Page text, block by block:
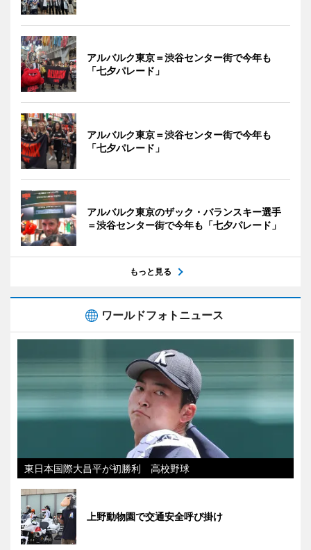
アルバルク東京＝渋谷センター街で今年も
「七夕パレード」
アルバルク東京＝渋谷センター街で今年も
「七夕パレード」
アルバルク東京のザック・バランスキー選手
＝渋谷センター街で今年も「七夕パレード」
もっと見る
ワールドフォトニュース
東日本国際大昌平が初勝利 高校野球
上野動物園で交通安全呼び掛け